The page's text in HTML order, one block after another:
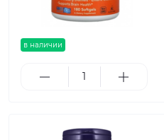
в наличии